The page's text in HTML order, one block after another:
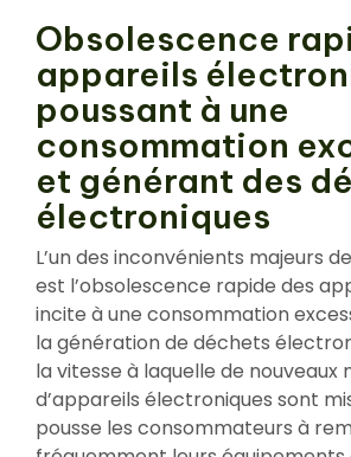
Obsolescence
appareils
poussant à une
consommation
et générant des
électroniques
L’un des inconvénients majeurs
est l’obsolescence rapide des
incite à une consommation
la génération de déchets
la vitesse à laquelle de nouveaux
d’appareils électroniques sont
pousse les consommateurs à